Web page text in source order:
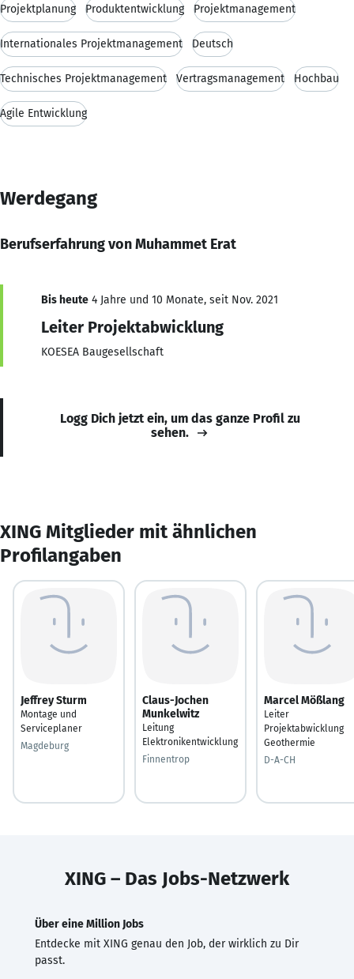
Projektplanung Produktentwicklung Projektmanagement
Internationales Projektmanagement Deutsch
Technisches Projektmanagement Vertragsmanagement Hochbau
Agile Entwicklung
Werdegang
Berufserfahrung von Muhammet Erat
Bis heute 4 Jahre und 10 Monate, seit Nov. 2021
Leiter Projektabwicklung
KOESEA Baugesellschaft
Logg Dich jetzt ein, um das ganze Profil zu
sehen.
XING Mitglieder mit ähnlichen
Profilangaben
Jeffrey Sturm
Montage und
Serviceplaner
Magdeburg
Claus-Jochen
Munkelwitz
Leitung
Elektronikentwicklung
Finnentrop
Marcel Mößlang
Leiter
Projektabwicklung
Geothermie
D-A-CH
XING – Das Jobs-Netzwerk
Über eine Million Jobs
Entdecke mit XING genau den Job, der wirklich zu Dir
passt.